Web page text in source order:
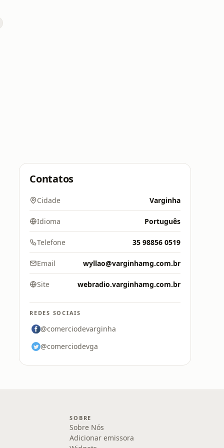
Contatos
Cidade Varginha
Idioma Português
Telefone 35 98856 0519
Email wyllao@varginhamg.com.br
Site webradio.varginhamg.com.br
REDES SOCIAIS
@comerciodevarginha
@comerciodevga
SOBRE
Sobre Nós
Adicionar emissora